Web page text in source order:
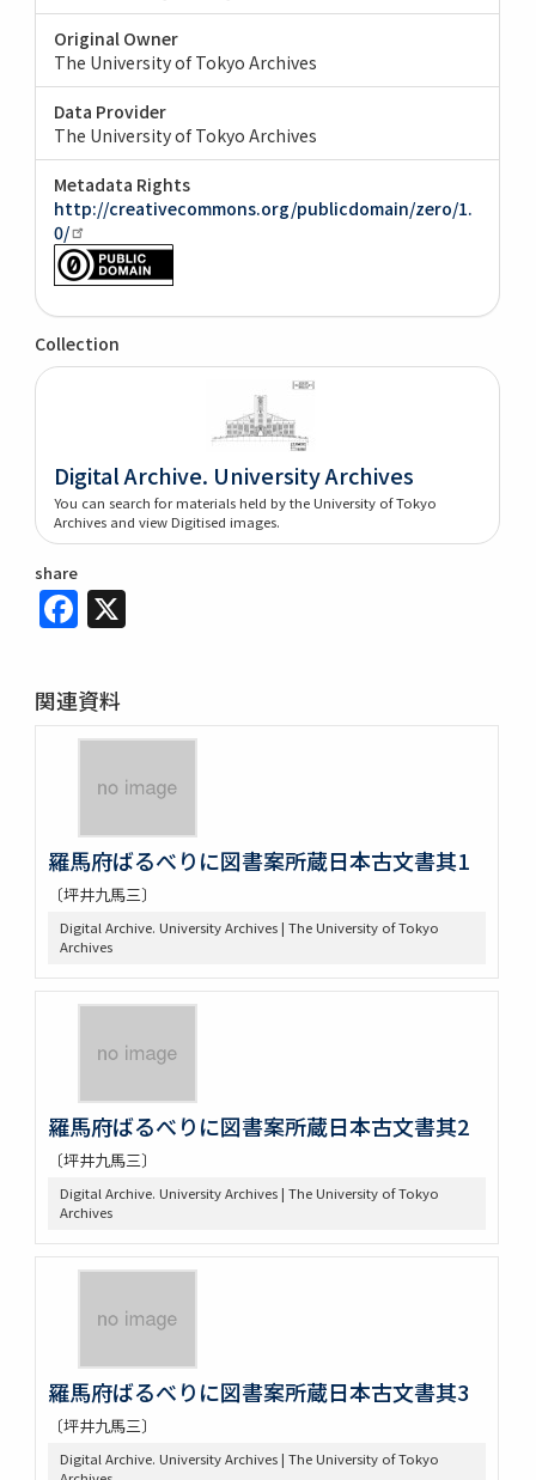
Original Owner
The University of Tokyo Archives
Data Provider
The University of Tokyo Archives
Metadata Rights
http://creativecommons.org/publicdomain/zero/1.
0/
Collection
Digital Archive. University Archives
You can search for materials held by the University of Tokyo
Archives and view Digitised images.
share
Facebook
関連資料
羅馬府ばるべりに図書案所蔵日本古文書其1
〔坪井九馬三〕
Digital Archive. University Archives | The University of Tokyo
Archives
羅馬府ばるべりに図書案所蔵日本古文書其2
〔坪井九馬三〕
Digital Archive. University Archives | The University of Tokyo
Archives
羅馬府ばるべりに図書案所蔵日本古文書其3
〔坪井九馬三〕
Digital Archive. University Archives | The University of Tokyo